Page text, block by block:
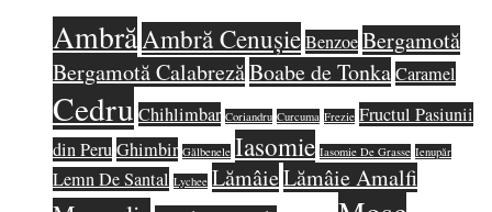
AmbrăAmbră CenușieBenzoeBergamotă
Bergamotă CalabrezăBoabe de TonkaCaramel
Cedru Chihlimbar Coriandru Curcuma Frezie Fructul Pasiunii
din PeruGhimbir Gălbenele Iasomie Iasomie De Grasse Ienupăr
Lemn De Santal Lychee LămâieLămâie Amalfi